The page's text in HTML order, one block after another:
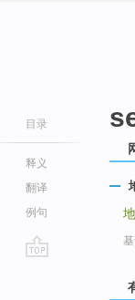
目录
释义
翻译
例句